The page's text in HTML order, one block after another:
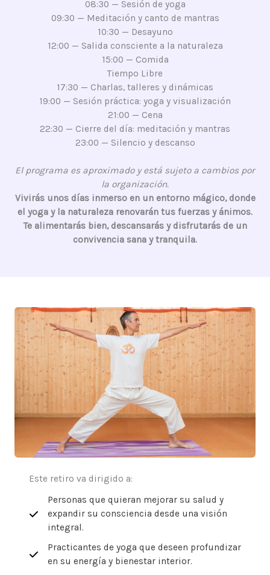
08:30 — Sesión de yoga
09:30 — Meditación y canto de mantras
10:30 — Desayuno
12:00 — Salida consciente a la naturaleza
15:00 — Comida
Tiempo Libre
17:30 — Charlas, talleres y dinámicas
19:00 — Sesión práctica: yoga y visualización
21:00 — Cena
22:30 — Cierre del día: meditación y mantras
23:00 — Silencio y descanso
El programa es aproximado y está sujeto a cambios por
la organización.
Vivirás unos días inmerso en un entorno mágico, donde
el yoga y la naturaleza renovarán tus fuerzas y ánimos.
Te alimentarás bien, descansarás y disfrutarás de un
convivencia sana y tranquila.
Este retiro va dirigido a:
Personas que quieran mejorar su salud y
expandir su consciencia desde una visión
integral.
Practicantes de yoga que deseen profundizar
en su energía y bienestar interior.